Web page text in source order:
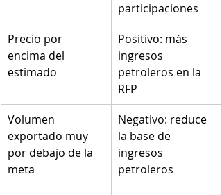
participaciones
Precio por
encima del
estimado
Positivo: más
ingresos
petroleros en la
RFP
Volumen
exportado muy
por debajo de la
meta
Negativo: reduce
la base de
ingresos
petroleros